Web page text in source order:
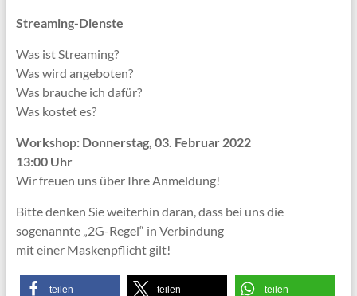
Streaming-Dienste
Was ist Streaming?
Was wird angeboten?
Was brauche ich dafür?
Was kostet es?
Workshop: Donnerstag, 03. Februar 2022
13:00 Uhr
Wir freuen uns über Ihre Anmeldung!
Bitte denken Sie weiterhin daran, dass bei uns die
sogenannte „2G-Regel“ in Verbindung
mit einer Maskenpflicht gilt!
teilen teilen teilen